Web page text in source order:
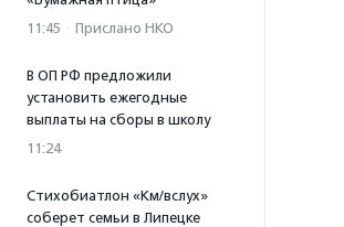
11:45 · Прислано НКО
В ОП РФ предложили
установить ежегодные
выплаты на сборы в школу
11:24
Стихобиатлон «Км/вслух»
соберет семьи в Липецке